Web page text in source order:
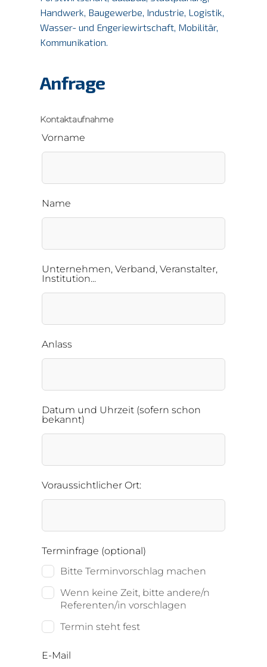
Handwerk, Baugewerbe, Industrie, Logistik,
Wasser- und Engeriewirtschaft, Mobilitär,
Kommunikation.
Anfrage
Kontaktaufnahme
Vorname
Name
Unternehmen, Verband, Veranstalter,
Institution...
Anlass
Datum und Uhrzeit (sofern schon
bekannt)
Voraussichtlicher Ort:
Terminfrage (optional)
Bitte Terminvorschlag machen
Wenn keine Zeit, bitte andere/n
Referenten/in vorschlagen
Termin steht fest
E-Mail